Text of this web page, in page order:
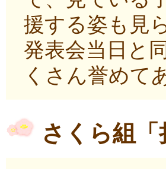
援する姿も見
発表会当日と
くさん誉めて
さくら組